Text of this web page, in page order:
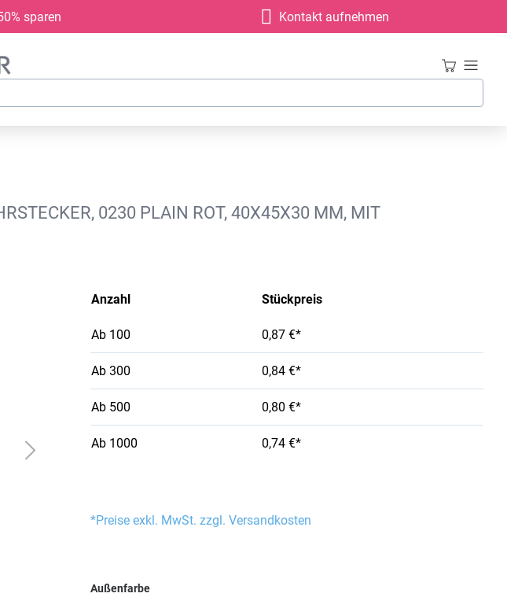
sparen Kontakt aufnehmen
0230 PLAIN ROT, 40X45X30 MM, MIT
Anzahl Stückpreis
Ab 100 0,87 €*
Ab 300 0,84 €*
Ab 500 0,80 €*
Ab 1000 0,74 €*
*Preise exkl. MwSt. zzgl. Versandkosten
Außenfarbeauswählen